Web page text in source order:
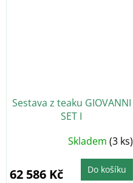
Sestava z teaku GIOVANNI
SET I
Skladem (3 ks)
62 586 Kč Do košíku